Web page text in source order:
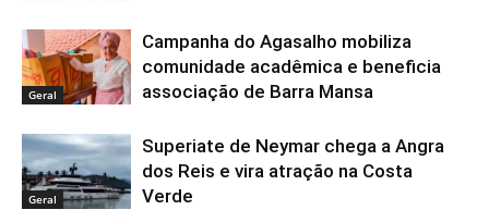
Geral
Campanha do Agasalho mobiliza
comunidade acadêmica e beneficia
associação de Barra Mansa
Geral
Superiate de Neymar chega a Angra
dos Reis e vira atração na Costa
Verde